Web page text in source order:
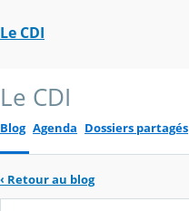
Le CDI
Le CDI
Blog Agenda Dossiers partagés
‹ Retour au blog